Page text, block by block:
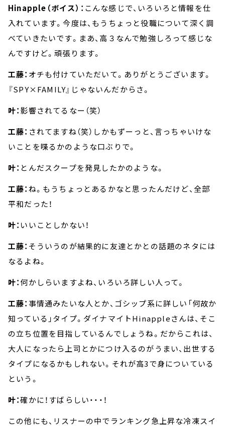
Hinapple（ボイス）： こんな感じで、いろいろと情報を仕
入れています。今度は、もうちょっと役職について深く調
べていきたいです。まあ、高３なんで勉強しろって感じな
んですけど。頑張ります。
工藤： オチも付けていただいて。ありがとうございます。
『SPY×FAMILY』じゃないんだからさ。
叶：影響されてるなー（笑）
工藤： されてますね（笑）しかもずーっと、言っちゃいけな
いことを喋るかのような口ぶりで。
叶： とんだスクープを発見したかのような。
工藤：ね。もうちょっとあるかなと思ったんだけど、全部
平和だった！
叶： いいことしかない！
工藤： そういうのが結果的に友達とかとの話題のネタには
なるよね。
叶：何かしらいますよね、いろいろ詳しい人って。
工藤：事情通みたいな人とか、ゴシップ系に詳しい「何故か
知っている」タイプ。ダイナマイトHinappleさんは、そこ
の立ち位置を目指しているんでしょうね。だからこれは、
大人になったら上司とかにつけ入るのがうまい、出世する
タイプになるかもしれない。それが高3で身についている
という。
叶：確かに！すばらしい・・・！
この他にも、リスナーの中でランキング急上昇な冷凍スイ